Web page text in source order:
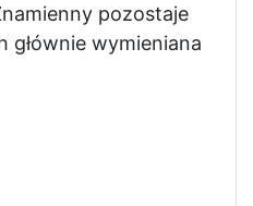
pozostaje
wymieniana